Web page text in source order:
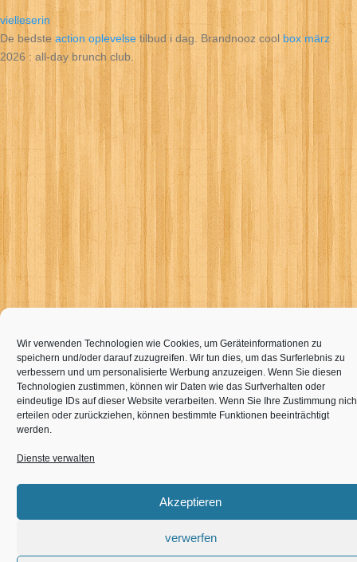
vielleserin
Wir verwenden Technologien wie Cookies, um Geräteinformationen zu
speichern und/oder darauf zuzugreifen. Wir tun dies, um das Surferlebnis zu
verbessern und um personalisierte Werbung anzuzeigen. Wenn Sie diesen
Technologien zustimmen, können wir Daten wie das Surfverhalten oder
eindeutige IDs auf dieser Website verarbeiten. Wenn Sie Ihre Zustimmung
erteilen oder zurückziehen, können bestimmte Funktionen beeinträchtigt
werden.
Dienste verwalten
Akzeptieren
verwerfen
De bedsteaction oplevelsetilbud i dag. Brandnooz cool box märz
2026 : all‑day brunch club.